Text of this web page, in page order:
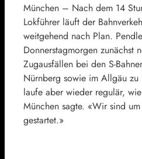
München – Nach dem 14
Lokführer läuft der
weitgehend nach Plan.
Donnerstagmorgen zunächst
Zugausfällen bei den S-
Nürnberg sowie im Allgäu zu
laufe aber wieder regulär,
München sagte. «Wir sind
gestartet.»